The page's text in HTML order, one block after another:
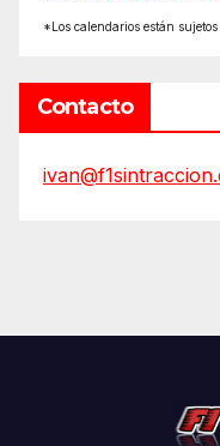
*Los calendarios están
Contacto